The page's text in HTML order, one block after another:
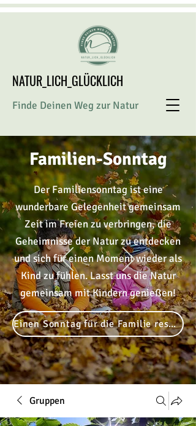
NATUR_LICH_GLÜCKLICH
Finde Deinen Weg zur Natur
Familien-Sonntag
Der Familiensonntag ist eine
wunderbare Gelegenheit gemeinsam
Zeit im Freien zu verbringen, die
Geheimnisseder Natur zu entdecken
und sich für einen Moment wieder als
Kind zu fühlen. Lasst uns die Natur
gemeinsam mit Kindern genießen!
Einen Sonntag für die Familie reservieren
Gruppen